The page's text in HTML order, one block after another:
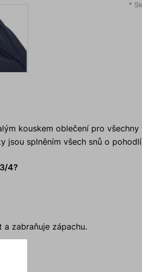
*
kouskem oblečení pro
jsou splněním všech snů o
4?
zabraňuje zápachu.